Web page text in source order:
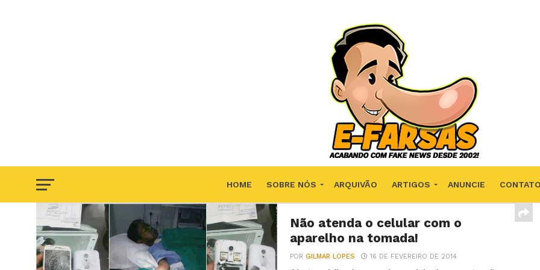
HOME SOBRE NÓS ARQUIVÃO ARTIGOS ANUNCIE CONTATO
F.A.Q
Não atenda o celular com o
aparelho na tomada!
PORGILMAR LOPES 16 DE FEVEREIRO DE 2014